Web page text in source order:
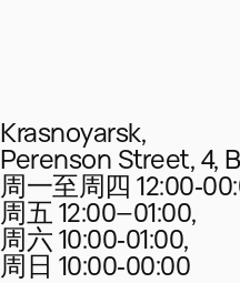
Krasnoyarsk,
Perenson Street, 4,
周一至周四
周五 12:00–01:00,
周六 10:00‑01:00,
周日 10:00‑00:00